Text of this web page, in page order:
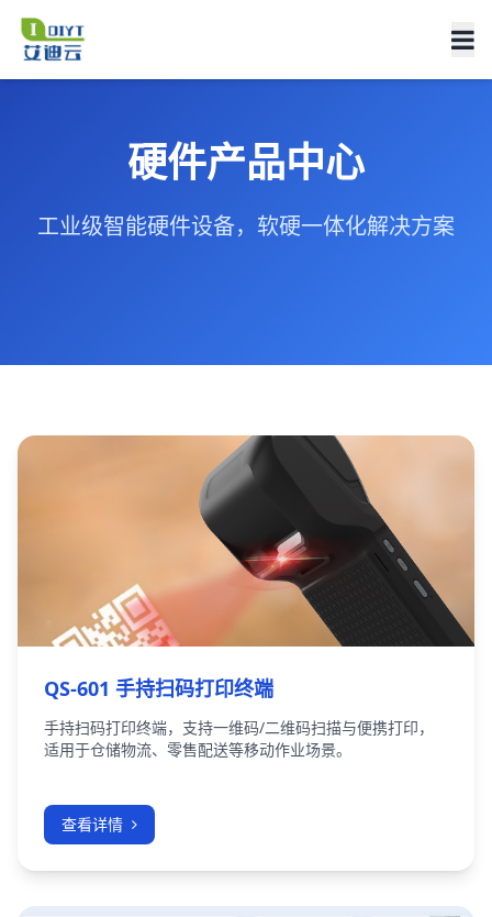
硬件产品中心
工业级智能硬件设备，软硬一体化解决方案
QS-601 手持扫码打印终端
手持扫码打印终端，支持一维码/二维码扫描与便携打印，
适用于仓储物流、零售配送等移动作业场景。
查看详情